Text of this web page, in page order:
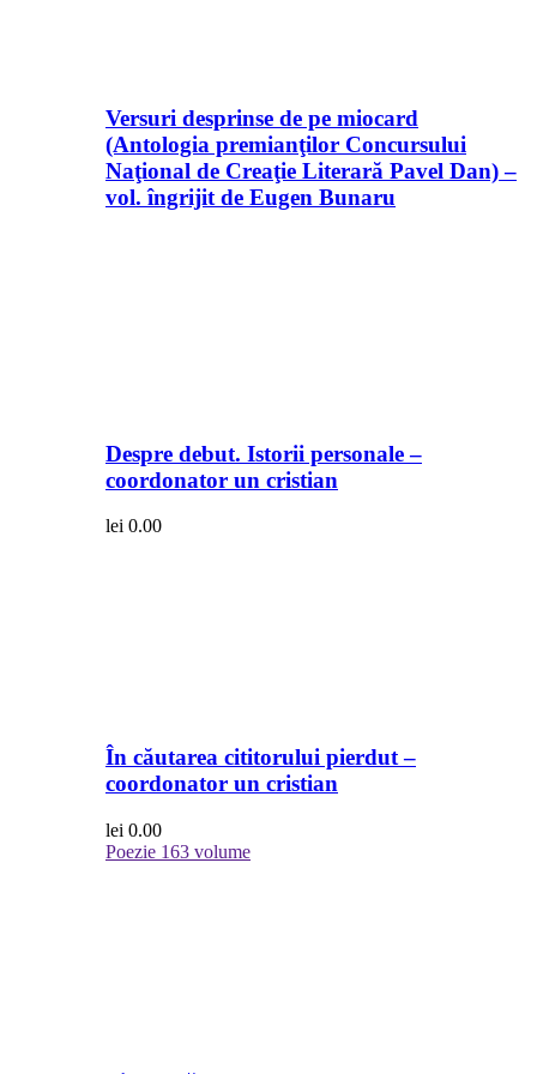
Versuri desprinse de pe miocard
(Antologia premianţilor Concursului
Naţional de Creaţie Literară Pavel Dan) –
vol. îngrijit de Eugen Bunaru
Despre debut. Istorii personale –
coordonator un cristian
lei 0.00
În căutarea cititorului pierdut –
coordonator un cristian
lei 0.00
Poezie 163 volume